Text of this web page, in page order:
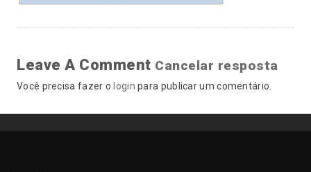
Leave A Comment Cancelar resposta
Você precisa fazer o login para publicar um comentário.